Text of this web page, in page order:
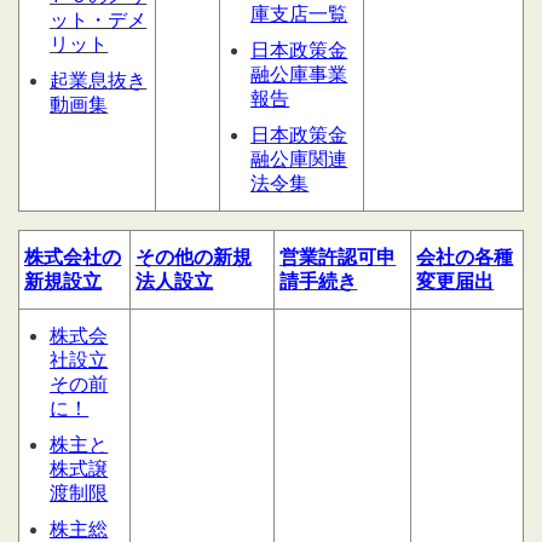
ット・デメ
リット
起業息抜き
動画集
庫支店一覧
日本政策金
融公庫事業
報告
日本政策金
融公庫関連
法令集
株式会社の
新規設立
その他の新規
法人設立
営業許認可申
請手続き
会社の各種
変更届出
株式会
社設立
その前
に！
株主と
株式譲
渡制限
株主総